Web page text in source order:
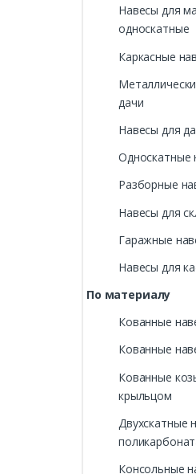
Навесы для
односкатные
Каркасные
дачи
Навесы для
Односкатные
Разборные
Навесы для
Гаражные
Навесы для
По материалу
Кованные
Кованные
Кованные
крыльцом
Двухскатные
Консольные